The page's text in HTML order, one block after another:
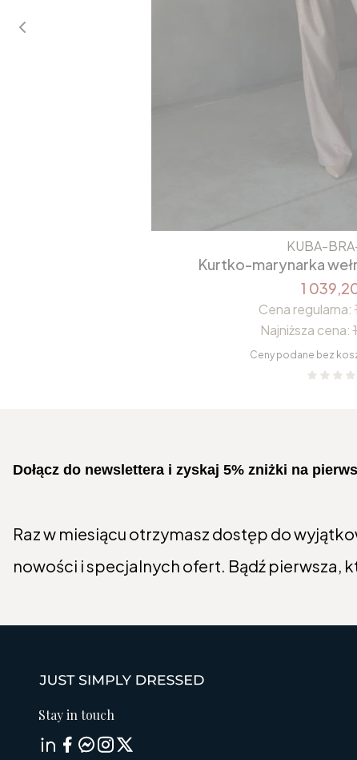
KUBA-
Kurtko-marynarka
1
Cena regularna:
Najniższa cena:
Ceny podane bez
Dołącz do newslettera i zyskaj 5% zniżki na
Raz w miesiącu otrzymasz dostęp do
nowości i specjalnych ofert. Bądź pierwsza,
Stay in touch